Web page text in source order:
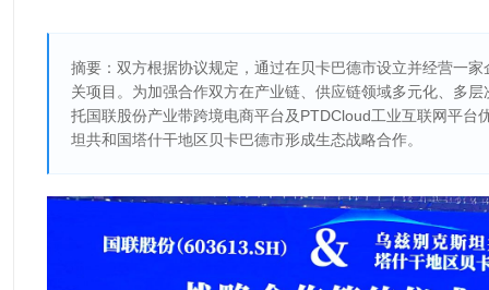
摘要：双方根据协议规定，通过在贝卡巴德市设立并经营一家
关项目。为加强合作双方在产业链、供应链领域多元化、多
托国联股份产业带跨境电商平台及PTDCloud工业互联网平台
坦共和国塔什干地区贝卡巴德市形成生态战略合作。